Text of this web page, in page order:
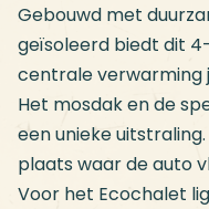
Gebouwd met
geïsoleerd biedt dit
centrale verwarming
Het mosdak en de
een unieke
plaats waar de auto
Voor het Ecochalet